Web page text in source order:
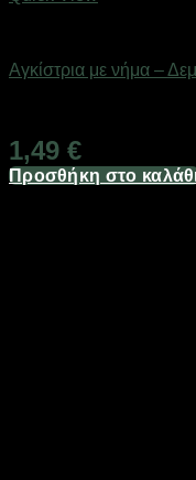
Αγκίστρια με νήμα –
1,49 €
Προσθήκη στο